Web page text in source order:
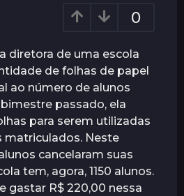
0
diretora de uma escola
de folhas de papel
ao número de alunos
passado, ela
para serem utilizadas
matriculados. Neste
cancelaram suas
tem, agora, 1150 alunos.
gastar R$ 220,00 nessa